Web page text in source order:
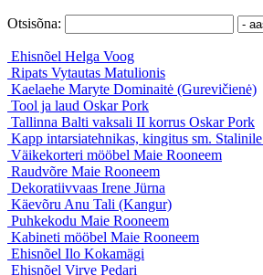
Otsisõna:
Ehisnõel Helga Voog
Ripats Vytautas Matulionis
Kaelaehe Maryte Dominaitė (Gurevičienė)
Tool ja laud Oskar Pork
Tallinna Balti vaksali II korrus Oskar Pork
Kapp intarsiatehnikas, kingitus sm. Stalinile
Väikekorteri mööbel Maie Rooneem
Raudvõre Maie Rooneem
Dekoratiivvaas Irene Jürna
Käevõru Anu Tali (Kangur)
Puhkekodu Maie Rooneem
Kabineti mööbel Maie Rooneem
Ehisnõel Ilo Kokamägi
Ehisnõel Virve Pedari